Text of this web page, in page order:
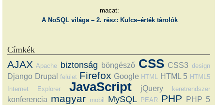
macat:
A NoSQL világa – 2. rész: Kulcs–érték tárolók
Címkék
AJAX Apache biztonság böngésző CSS CSS3 design
Django Drupal felület Firefox Google HTML HTML 5 HTML5
Internet Explorer
JavaScript jQuery keretrendszer
konferencia magyar mobil MySQL PEAR PHP PHP 5